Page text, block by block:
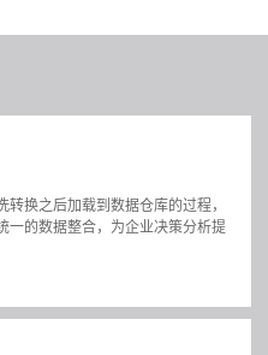
换之后加载到数据仓库的过程，
一的数据整合，为企业决策分析提